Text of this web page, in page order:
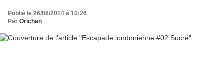
Publié le 26/08/2014 à 10:26
Par Orichan